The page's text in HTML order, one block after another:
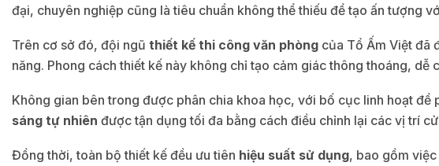
đại, chuyên nghiệp cũng là tiêu chuẩn không thể thiếu để tạo ấn tượng
Trên cơ sở đó, đội ngũ thiết kế thi công văn phòng của Tổ Ấm Việt đã
năng. Phong cách thiết kế này không chỉ tạo cảm giác thông thoáng, dễ
Không gian bên trong được phân chia khoa học, với bố cục linh hoạt để
sáng tự nhiên được tận dụng tối đa bằng cách điều chỉnh lại các vị trí
Đồng thời, toàn bộ thiết kế đều ưu tiên hiệu suất sử dụng, bao gồm